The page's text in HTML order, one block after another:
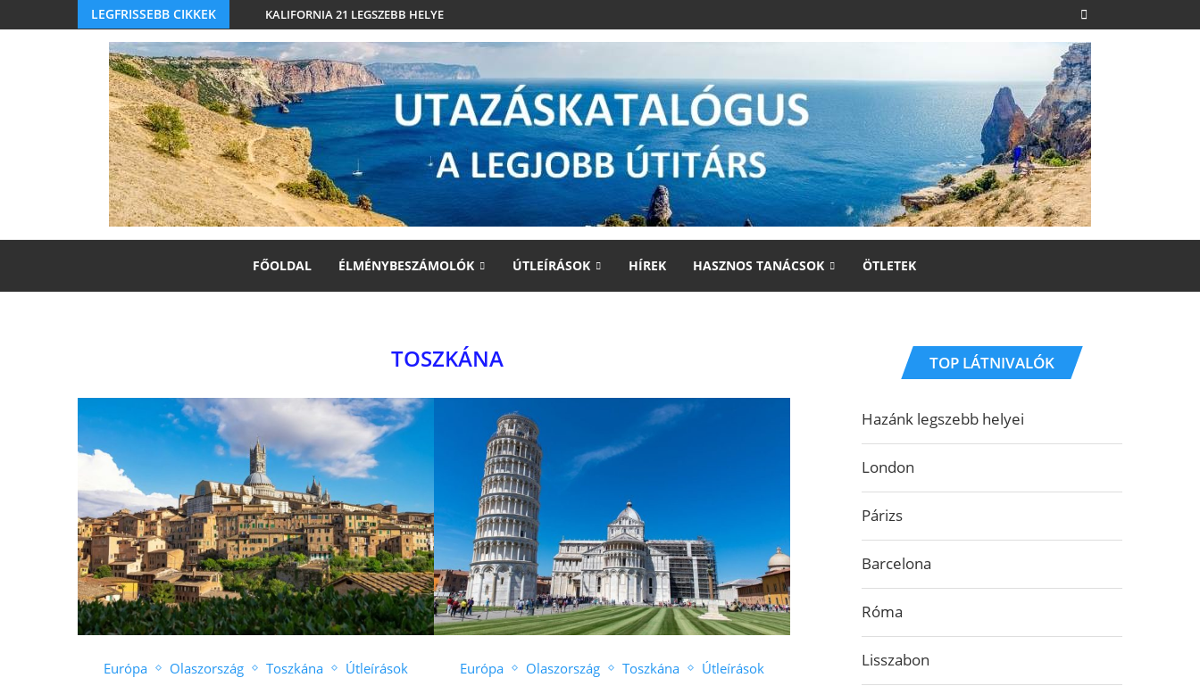
LEGFRISSEBB CIKKEK KALIFORNIA 21 LEGSZEBB HELYE
FŐOLDAL ÉLMÉNYBESZÁMOLÓK ÚTLEÍRÁSOK HÍREK HASZNOS TANÁCSOK ÖTLETEK
TOSZKÁNA
Európa Olaszország Toszkána Útleírások Európa Olaszország Toszkána Útleírások
TOP LÁTNIVALÓK
Hazánk legszebb helyei
London
Párizs
Barcelona
Róma
Lisszabon